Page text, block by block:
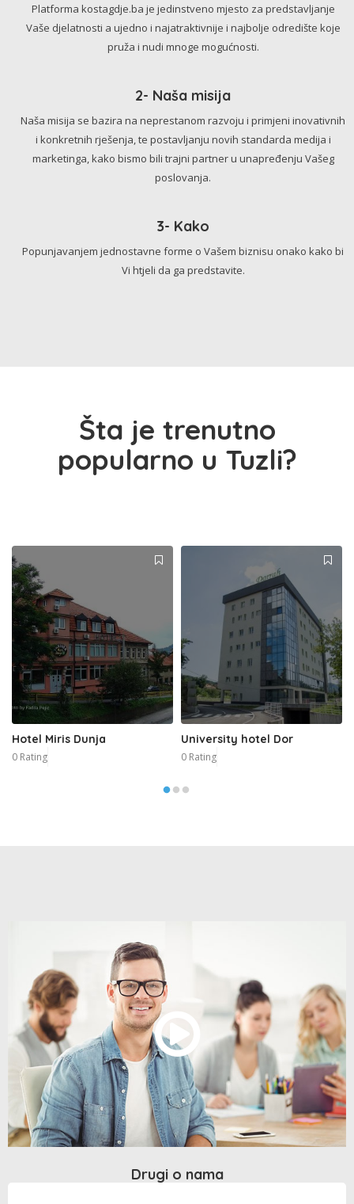
Platforma kostagdje.ba je jedinstveno mjesto za predstavljanje
Vaše djelatnosti a ujedno i najatraktivnije i najbolje odredište koje
pruža i nudi mnoge mogućnosti.
2- Naša misija
Naša misija se bazira na neprestanom razvoju i primjeni inovativnih
i konkretnih rješenja, te postavljanju novih standarda medija i
marketinga, kako bismo bili trajni partner u unapređenju Vašeg
poslovanja.
3- Kako
Popunjavanjem jednostavne forme o Vašem biznisu onako kako bi
Vi htjeli da ga predstavite.
Šta je trenutno
popularno u Tuzli?
Hotel Miris Dunja
0 Rating
University hotel Dor
0 Rating
Drugi o nama